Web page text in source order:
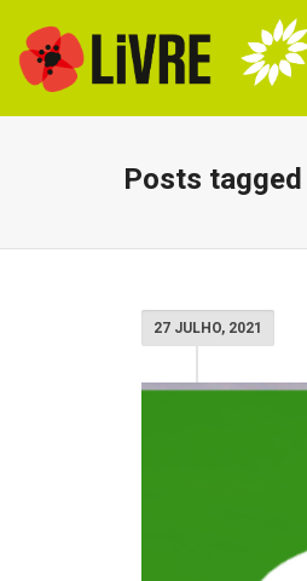
Posts tagged
27 JULHO, 2021